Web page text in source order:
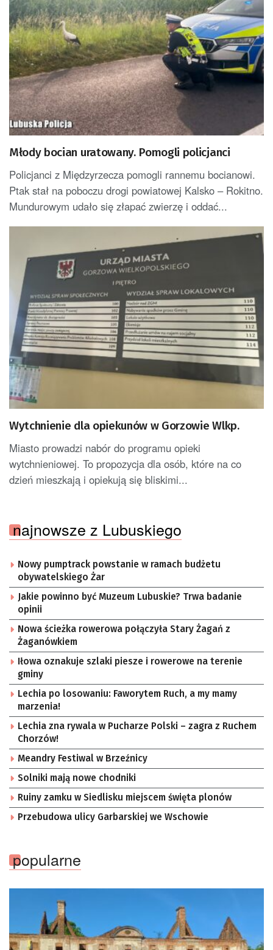
Młody bocian uratowany. Pomogli policjanci
Policjanci z Międzyrzecza pomogli rannemu bocianowi.
Ptak stał na poboczu drogi powiatowej Kalsko – Rokitno.
Mundurowym udało się złapać zwierzę i oddać...
Wytchnienie dla opiekunów w Gorzowie Wlkp.
Miasto prowadzi nabór do programu opieki
wytchnieniowej. To propozycja dla osób, które na co
dzień mieszkają i opiekują się bliskimi...
najnowsze z Lubuskiego
Nowy pumptrack powstanie w ramach budżetu
obywatelskiego Żar
Jakie powinno być Muzeum Lubuskie? Trwa badanie
opinii
Nowa ścieżka rowerowa połączyła Stary Żagań z
Żaganówkiem
Iłowa oznakuje szlaki piesze i rowerowe na terenie
gminy
Lechia po losowaniu: Faworytem Ruch, a my mamy
marzenia!
Lechia zna rywala w Pucharze Polski – zagra z Ruchem
Chorzów!
Meandry Festiwal w Brzeźnicy
Solniki mają nowe chodniki
Ruiny zamku w Siedlisku miejscem święta plonów
Przebudowa ulicy Garbarskiej we Wschowie
popularne